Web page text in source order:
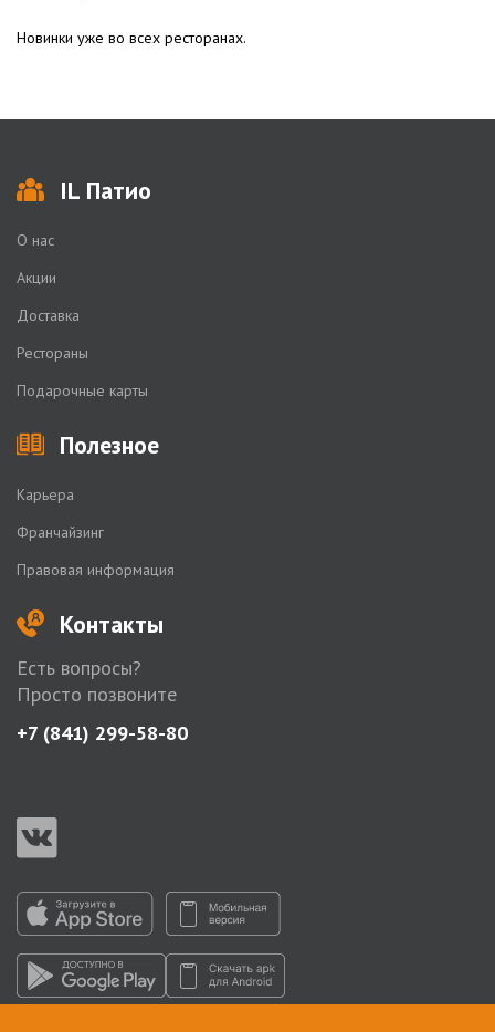
Новинки уже во всех ресторанах.
IL Патио
О нас
Акции
Доставка
Рестораны
Подарочные карты
Полезное
Карьера
Франчайзинг
Правовая информация
Контакты
Есть вопросы?
Просто позвоните
+7 (841) 299-58-80